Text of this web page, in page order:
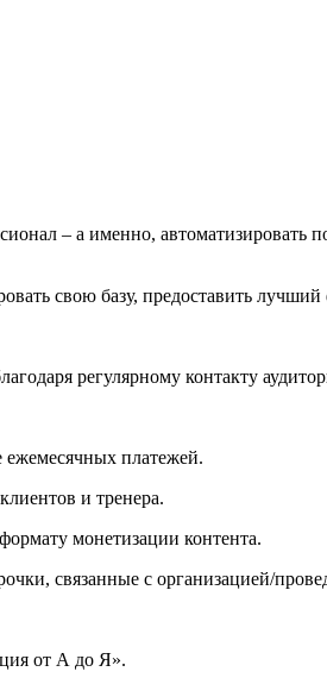
– а именно,
свою базу, предоставить
регулярному контакту
ежемесячных платежей.
и тренера.
монетизации контента.
связанные с организацией/
от А до Я».